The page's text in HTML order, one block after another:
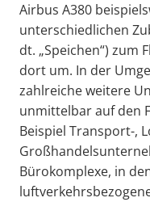
Airbus A380
unterschiedlichen
dt. „Speichen“) zum
dort um. In der
zahlreiche weitere
unmittelbar auf den
Beispiel Transport-,
Bürokomplexe, in